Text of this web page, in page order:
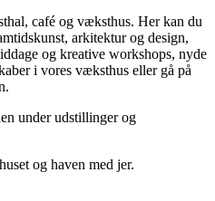
café og væksthus. Her kan du
arkitektur og design,
og kreative workshops, nyde
i vores væksthus eller gå på
under udstillinger og
og haven med jer.